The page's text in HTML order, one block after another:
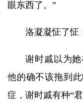
眼东西了。”
洛凝凝怔了怔
谢时戚以为她
他的确不该拖到
症，谢时戚有种“